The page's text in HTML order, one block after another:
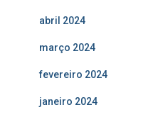
abril 2024
março 2024
fevereiro 2024
janeiro 2024